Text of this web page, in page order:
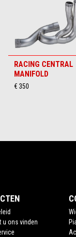
RACING CENTRAL
MANIFOLD
€ 350
u ons vinden